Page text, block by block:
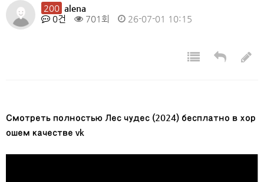
200 alena
0건
701회 26-07-01 10:15
Смотреть полностью Лес чудес (2024) бесплатно в хор
ошем качестве vk